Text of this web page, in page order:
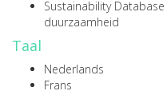
Sustainability Database
duurzaamheid
Taal
Nederlands
Frans